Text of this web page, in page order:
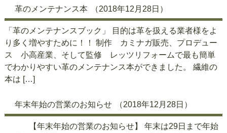
革のメンテナンス本 （2018年12月28日）
‎「革のメンテナンスブック」 目的は革を扱える業者様をよ
り多く増やすために！！ 制作 カミナガ販売、プロデュー
ス 小高産業、そして監修 レッツリフォームで最も簡単
でわかりやすい革のメンテナンス本ができました。 繊維の
本は […]
年末年始の営業のお知らせ （2018年12月28日）
【年末年始の営業のお知らせ】 年末は29日まで年始